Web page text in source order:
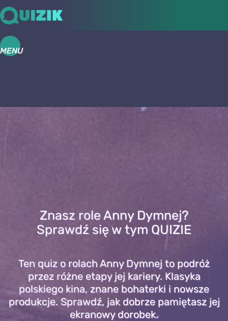
MENU
Znasz role Anny Dymnej?
Sprawdź się w tym QUIZIE
Ten quiz o rolach Anny Dymnej to podróż
przez różne etapy jej kariery. Klasyka
polskiego kina, znane bohaterki i nowsze
produkcje. Sprawdź, jak dobrze pamiętasz jej
ekranowy dorobek.